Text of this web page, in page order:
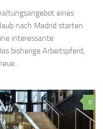
eines
nach Madrid starten
interessante
bisherige Arbeitspferd,
0